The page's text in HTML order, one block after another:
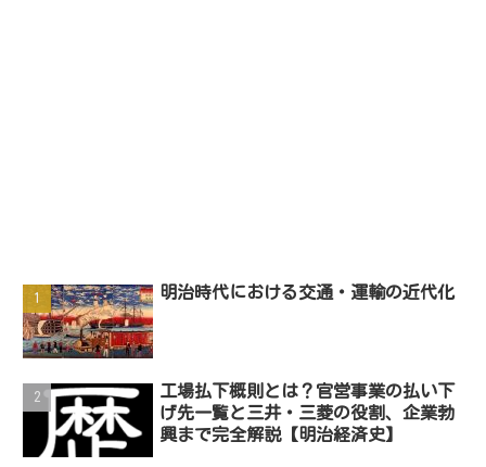
明治時代における交通・運輸の近代化
工場払下概則とは？官営事業の払い下
げ先一覧と三井・三菱の役割、企業勃
興まで完全解説【明治経済史】